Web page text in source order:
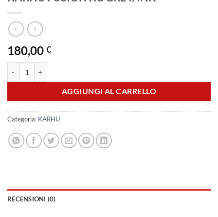
180,00 €
AGGIUNGI AL CARRELLO
Categoria: KARHU
RECENSIONI (0)